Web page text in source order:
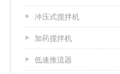
冲压式搅拌机
加药搅拌机
低速推流器